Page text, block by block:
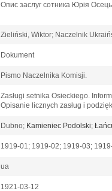
Опис заслуг сотника Юрія
Zieliński, Wiktor; Naczelnik
Dokument
Pismo Naczelnika Komisji.
Zasługi setnika Osieckiego.
Opisanie licznych zasług i
Dubno; Kamieniec Podolski;
1919-01; 1919-02; 1919-03;
ua
1921-03-12